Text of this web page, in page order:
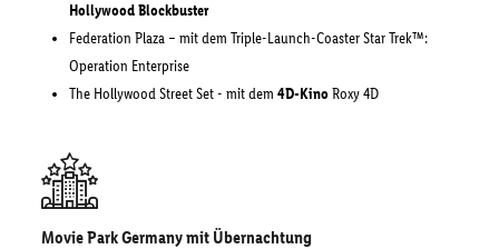
Hollywood Blockbuster
Federation Plaza – mit dem Triple-Launch-Coaster Star Trek™:
Operation Enterprise
The Hollywood Street Set - mit dem 4D-KinoRoxy 4D
Movie Park Germany mit Übernachtung